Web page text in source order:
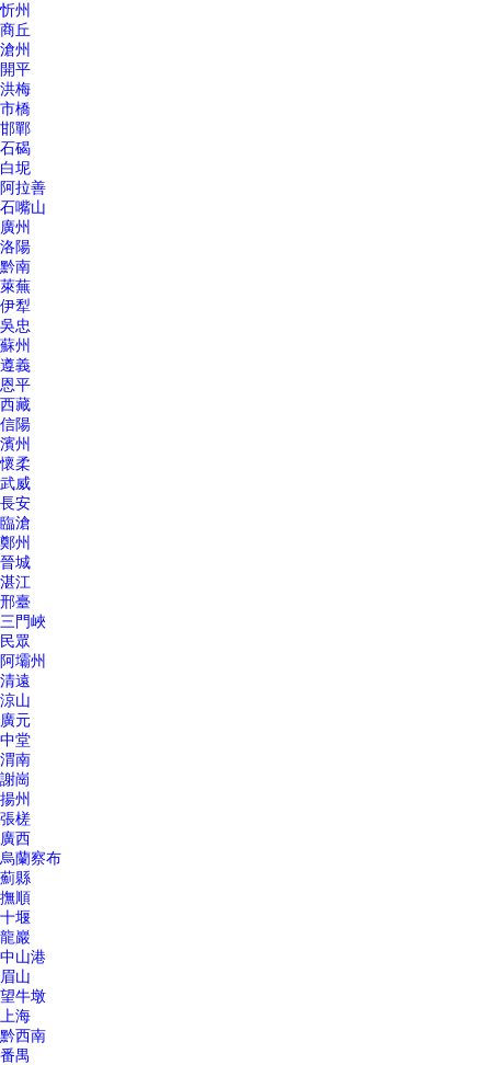
忻州
商丘
滄州
開平
洪梅
市橋
邯鄲
石碣
白坭
阿拉善
石嘴山
廣州
洛陽
黔南
萊蕪
伊犁
吳忠
蘇州
遵義
恩平
西藏
信陽
濱州
懷柔
武威
長安
臨滄
鄭州
晉城
湛江
邢臺
三門峽
民眾
阿壩州
清遠
涼山
廣元
中堂
渭南
謝崗
揚州
張槎
廣西
烏蘭察布
薊縣
撫順
十堰
龍巖
中山港
眉山
望牛墩
上海
黔西南
番禺